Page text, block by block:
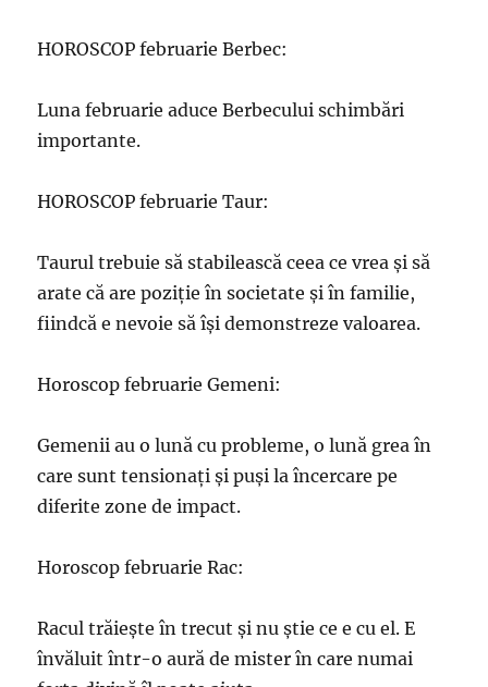
HOROSCOP februarie Berbec:
Luna februarie aduce Berbecului schimbări
importante.
HOROSCOP februarie Taur:
Taurul trebuie să stabilească ceea ce vrea și să
arate că are poziție în societate și în familie,
fiindcă e nevoie să își demonstreze valoarea.
Horoscop februarie Gemeni:
Gemenii au o lună cu probleme, o lună grea în
care sunt tensionați și puși la încercare pe
diferite zone de impact.
Horoscop februarie Rac:
Racul trăiește în trecut și nu știe ce e cu el. E
învăluit într-o aură de mister în care numai